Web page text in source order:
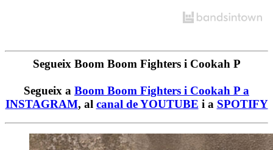
Segueix Boom Boom Fighters i Cookah P
Segueix a Boom Boom Fighters i Cookah P a
INSTAGRAM, al canal de YOUTUBE i a SPOTIFY